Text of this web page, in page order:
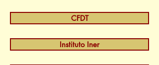
CFDT
Instituto Iner